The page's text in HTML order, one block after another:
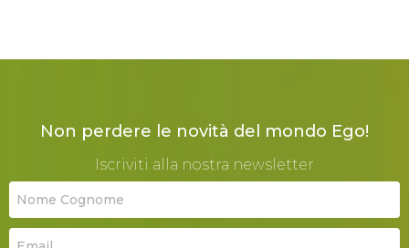
Non perdere le novità del mondo Ego!
Iscriviti alla nostra newsletter